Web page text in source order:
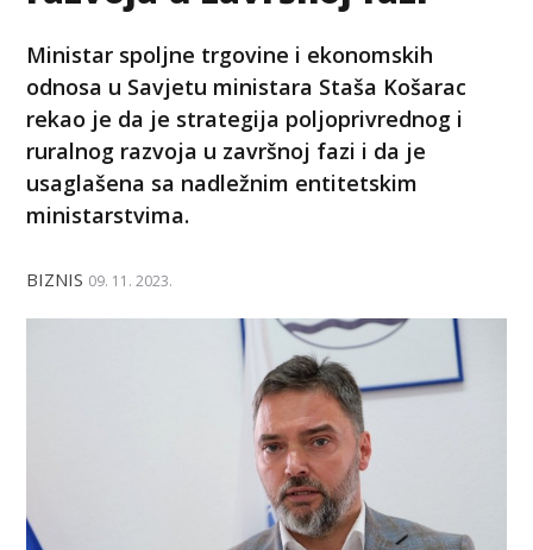
Ministar spoljne trgovine i ekonomskih
odnosa u Savjetu ministara Staša Košarac
rekao je da je strategija poljoprivrednog i
ruralnog razvoja u završnoj fazi i da je
usaglašena sa nadležnim entitetskim
ministarstvima.
BIZNIS 09. 11. 2023.